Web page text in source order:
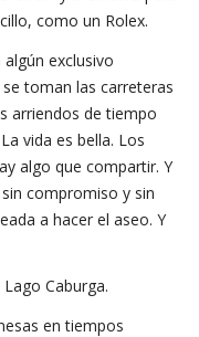
como un Rolex.
exclusivo
toman las carreteras
arriendos de tiempo
vida es bella. Los
algo que compartir. Y
compromiso y sin
a hacer el aseo. Y
Caburga.
en tiempos